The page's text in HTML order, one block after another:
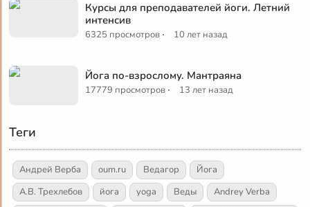
Курсы для преподавателей йоги. Летний
интенсив
6325 просмотров · 10 лет назад
Йога по-взрослому. Мантраяна
17779 просмотров · 13 лет назад
Теги
Андрей Верба oum.ru Ведагор
Йога
А.В. Трехлебов
йога yoga Веды
Andrey Verba